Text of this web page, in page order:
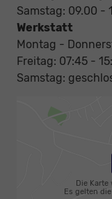
Samstag: 09.00 -
Werkstatt
Montag -
Freitag: 07:45 -
Samstag:
Die
Es gelten die